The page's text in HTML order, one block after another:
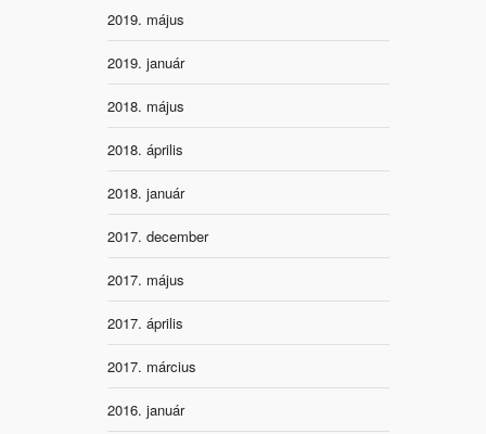
2019. május
2019. január
2018. május
2018. április
2018. január
2017. december
2017. május
2017. április
2017. március
2016. január